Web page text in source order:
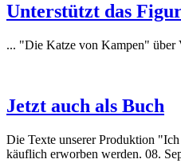
Unterstützt das
... "Die Katze von Kampen" über
Jetzt auch als Buch
Die Texte unserer Produktion
käuflich erworben werden. 08.